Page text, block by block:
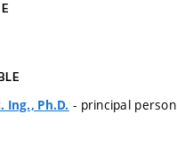
Ing., Ph.D. - principal person